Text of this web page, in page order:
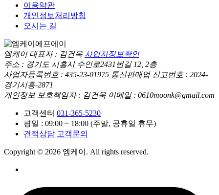
이용약관
개인정보처리방침
오시는 길
엠케이 대표자 : 김건욱 사업자정보확인
주소 : 경기도 시흥시 수인로2431번길 12, 2층
사업자등록번호 : 435-23-01975 통신판매업 신고번호 : 2024-
경기시흥-2871
개인정보 보호책임자 : 김건욱 이메일 : 0610moonk@gmail.com
고객센터 031-365-5230
평일 : 09:00 ~ 18:00 (주말, 공휴일 휴무)
견적상담 고객문의
Copyright © 2026 엠케이. All rights reserved.